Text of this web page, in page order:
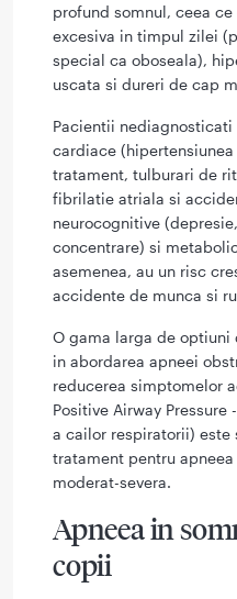
profund somnul, ceea
excesiva in timpul zilei
special ca oboseala),
uscata si dureri de cap
Pacientii
cardiace
tratament, tulburari de
fibrilatie atriala si
neurocognitive
concentrare) si
asemenea, au un risc
accidente de munca si
O gama larga de
in abordarea apneei
reducerea simptomelor
Positive Airway
a cailor respiratorii) este
tratament pentru
moderat-severa.
Apneea in
copii